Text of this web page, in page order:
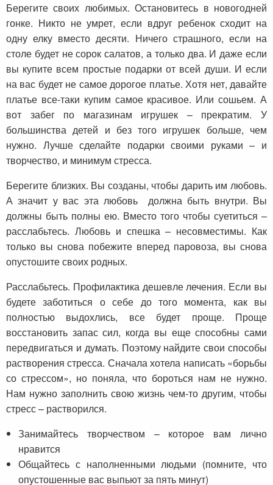
Берегите своих любимых. Остановитесь в новогодней
гонке. Никто не умрет, если вдруг ребенок сходит на
одну елку вместо десяти. Ничего страшного, если на
столе будет не сорок салатов, а только два. И даже если
вы купите всем простые подарки от всей души. И если
на вас будет не самое дорогое платье. Хотя нет, давайте
платье все-таки купим самое красивое. Или сошьем. А
вот забег по магазинам игрушек – прекратим. У
большинства детей и без того игрушек больше, чем
нужно. Лучше сделайте подарки своими руками – и
творчество, и минимум стресса.
Берегите близких. Вы созданы, чтобы дарить им любовь.
А значит у вас эта любовь должна быть внутри. Вы
должны быть полны ею. Вместо того чтобы суетиться –
расслабьтесь. Любовь и спешка – несовместимы. Как
только вы снова побежите вперед паровоза, вы снова
опустошите своих родных.
Расслабьтесь. Профилактика дешевле лечения. Если вы
будете заботиться о себе до того момента, как вы
полностью выдохлись, все будет проще. Проще
восстановить запас сил, когда вы еще способны сами
передвигаться и думать. Поэтому найдите свои способы
растворения стресса. Сначала хотела написать «борьбы
со стрессом», но поняла, что бороться нам не нужно.
Нам нужно заполнить свою жизнь чем-то другим, чтобы
стресс – растворился.
Занимайтесь творчеством – которое вам лично
нравится
Общайтесь с наполненными людьми (помните, что
опустошенные вас выпьют за пять минут)